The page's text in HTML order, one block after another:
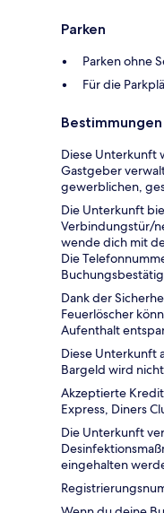
Parken
Parken ohne
Für die
Bestimmungen
Diese Unterkunft
Gastgeber
gewerblichen,
Die Unterkunft
Verbindungstür/
wende dich mit
Die
Dank der
Feuerlöscher
Aufenthalt
Diese Unterkunft
Bargeld wird
Akzeptierte
Express, Diners
Die Unterkunft
eingehalten